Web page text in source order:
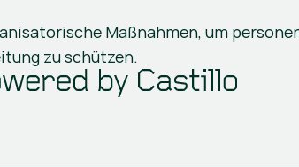
Maßnahmen, um
zu schützen.